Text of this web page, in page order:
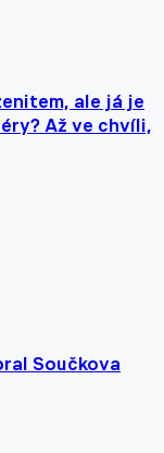
ale já je
Až ve chvíli,
Součkova